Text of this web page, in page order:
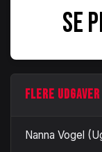
SE
FLERE
Nanna Vogel